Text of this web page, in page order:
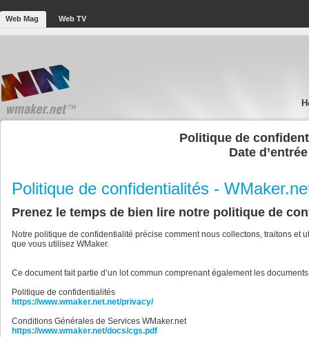
Web Mag Web TV
Politique de
Date
Politique de confidentialités -
Prenez le temps de bien lire notre politique de
Notre politique de confidentialité précise comment nous collectons, traitons
que vous utilisez WMaker.
Ce document fait partie d’un lot commun comprenant également les
Politique de confidentialités
https://www.wmaker.net.net/privacy/
Conditions Générales de Services WMaker.net
https://www.wmaker.net/docs/cgs.pdf